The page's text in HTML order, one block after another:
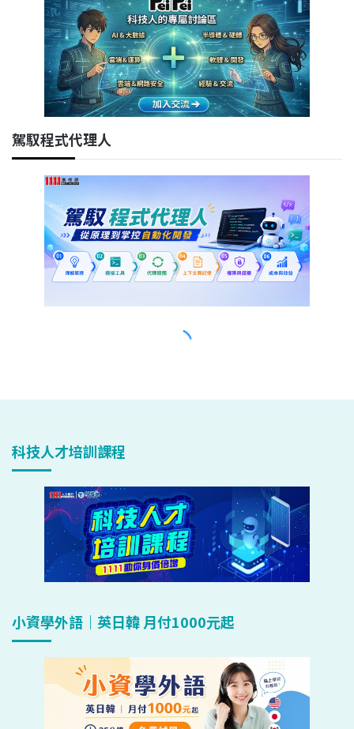
科技人才培訓課程
小資學外語｜英日韓 月付1000元起